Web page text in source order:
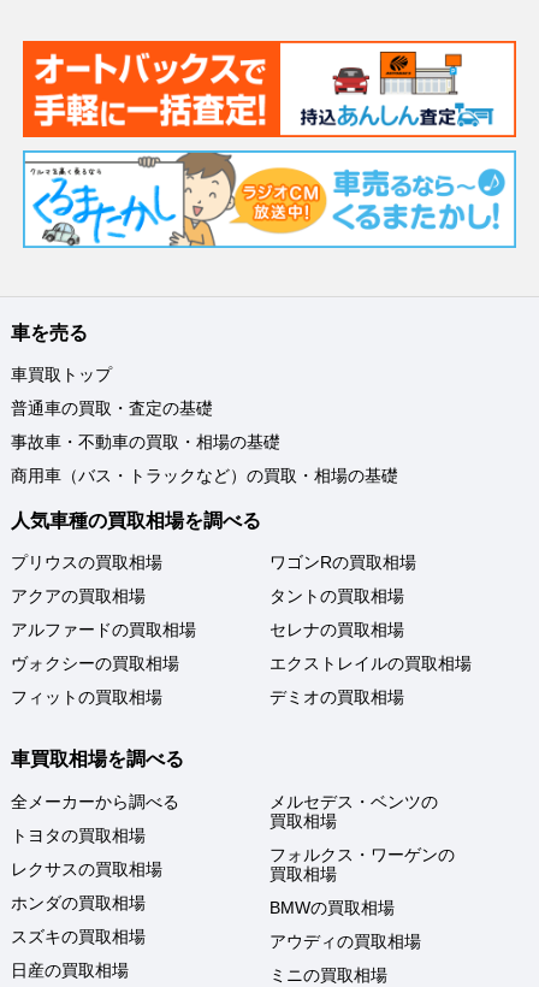
車を売る
車買取トップ
普通車の買取・査定の基礎
事故車・不動車の買取・相場の基礎
商用車（バス・トラックなど）の買取・相場の基礎
人気車種の買取相場を調べる
プリウスの買取相場
アクアの買取相場
アルファードの買取相場
ヴォクシーの買取相場
フィットの買取相場
ワゴンRの買取相場
タントの買取相場
セレナの買取相場
エクストレイルの買取相場
デミオの買取相場
車買取相場を調べる
全メーカーから調べる
トヨタの買取相場
レクサスの買取相場
ホンダの買取相場
スズキの買取相場
日産の買取相場
メルセデス・ベンツの
買取相場
フォルクス・ワーゲンの
買取相場
BMWの買取相場
アウディの買取相場
ミニの買取相場